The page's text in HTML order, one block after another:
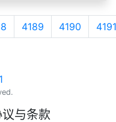
4189 4190 4191
议与条款